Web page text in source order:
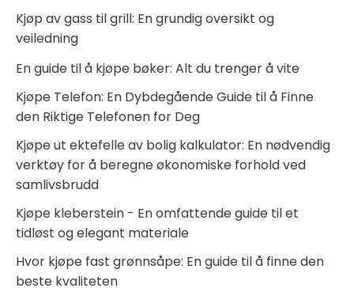
Kjøp av gass til grill: En grundig oversikt og
veiledning
En guide til å kjøpe bøker: Alt du trenger å vite
Kjøpe Telefon: En Dybdegående Guide til å Finne
den Riktige Telefonen for Deg
Kjøpe ut ektefelle av bolig kalkulator: En nødvendig
verktøy for å beregne økonomiske forhold ved
samlivsbrudd
Kjøpe kleberstein - En omfattende guide til et
tidløst og elegant materiale
Hvor kjøpe fast grønnsåpe: En guide til å finne den
beste kvaliteten